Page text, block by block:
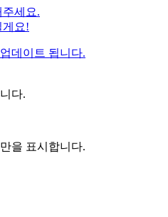
세요.
게요!
데이트 됩니다.
다.
을 표시합니다.